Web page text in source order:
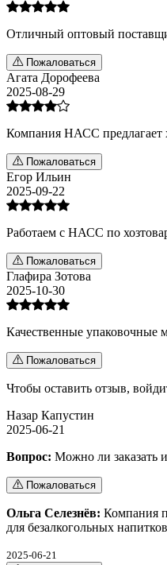
Отличный оптовый
Пожаловаться
Агата Дорофеева
2025-08-29
Компания НАСС предлагает
Пожаловаться
Егор Ильин
2025-09-22
Работаем с НАСС по
Пожаловаться
Глафира Зотова
2025-10-30
Качественные упаковочные
Пожаловаться
Чтобы оставить отзыв,
Назар Капустин
2025-06-21
Вопрос: Можно ли заказать
Пожаловаться
Ольга Селезнёв: Компания
для безалкогольных
2025-06-21